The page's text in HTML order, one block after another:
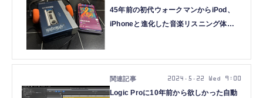
45年前の初代ウォークマンからiPod、
iPhoneと進化した音楽リスニング体
Logic Proに10年前から欲しかった自動
2024.5.22 Wed 9:00